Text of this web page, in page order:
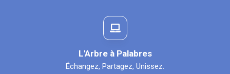
L'Arbre à Palabres
Échangez, Partagez, Unissez.